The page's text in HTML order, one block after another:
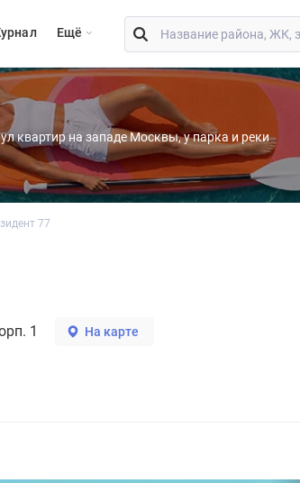
Eщё
квартир на западе Москвы, у парка и реки
77
1 На карте